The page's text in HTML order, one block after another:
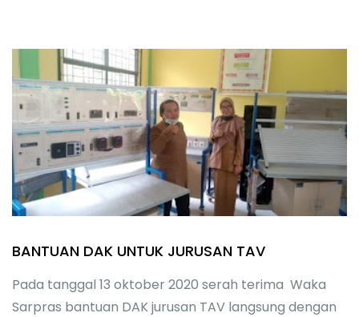
BANTUAN DAK UNTUK JURUSAN TAV
Pada tanggal 13 oktober 2020 serah terima Waka
Sarpras bantuan DAK jurusan TAV langsung dengan